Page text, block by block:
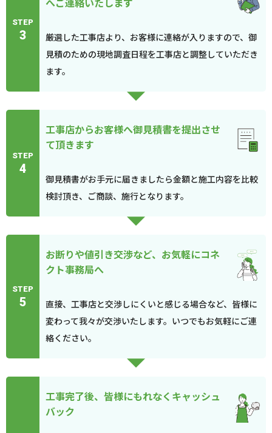
STEP
3
厳選した工事店より、お客様に連絡が入りますので、御
見積のための現地調査日程を工事店と調整していただき
ます。
STEP
4
工事店からお客様へ御見積書を提出させ
て頂きます
御見積書がお手元に届きましたら金額と施工内容を比較
検討頂き、ご商談、施行となります。
STEP
5
お断りや値引き交渉など、お気軽にコネ
クト事務局へ
直接、工事店と交渉しにくいと感じる場合など、皆様に
変わって我々が交渉いたします。いつでもお気軽にご連
絡ください。
工事完了後、皆様にもれなくキャッシュ
バック